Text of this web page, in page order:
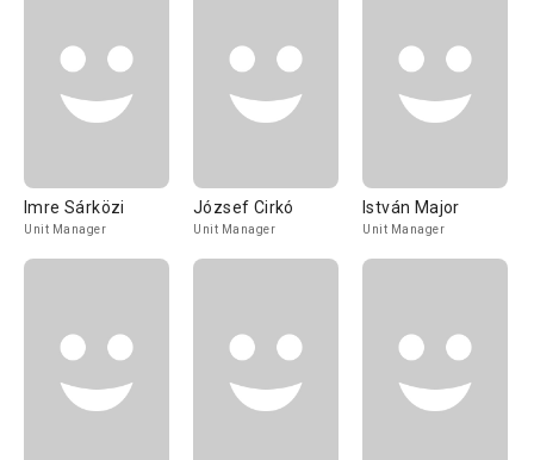
Imre Sárközi
Unit Manager
József Cirkó
Unit Manager
István Major
Unit Manager